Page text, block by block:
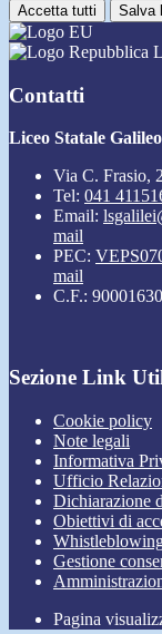
Accetta tutti Salva
Contatti
Liceo Statale
Via C. Frasio,
Tel: 041
Email:
mail
PEC:
mail
C.F.:
Sezione Link
Cookie policy
Note legali
Informativa
Ufficio
Dichiarazione
Obiettivi di
Gestione
Pagina